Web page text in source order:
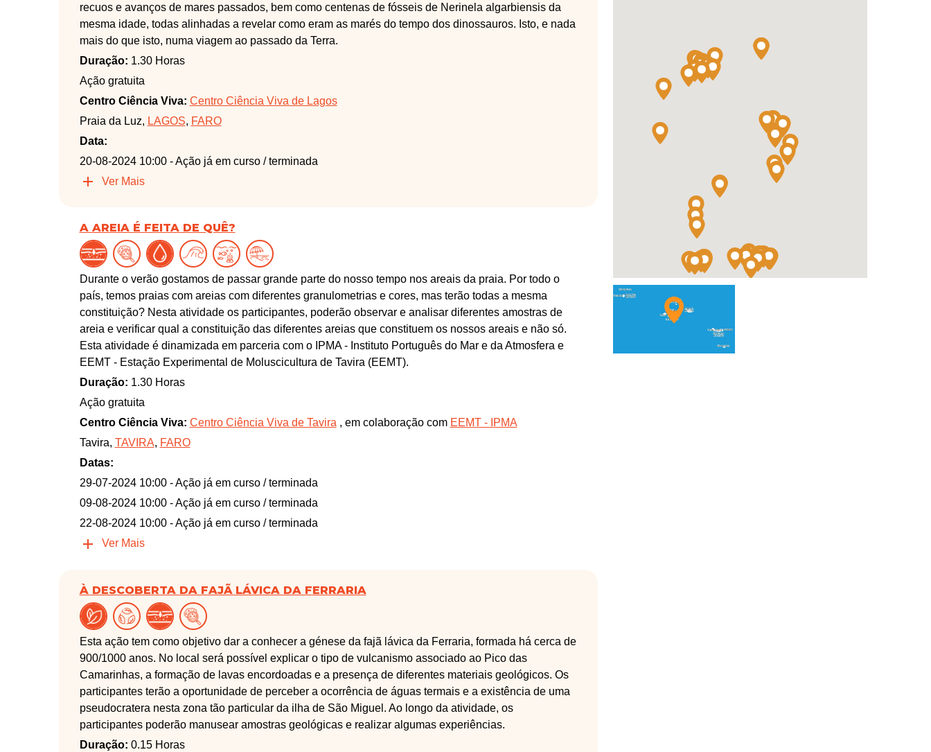
recuos e avanços de mares passados, bem como centenas de fósseis de Nerinela algarbiensis da
mesma idade, todas alinhadas a revelar como eram as marés do tempo dos dinossauros. Isto, e nada
mais do que isto, numa viagem ao passado da Terra.
Duração: 1.30 Horas
Ação gratuita
Centro Ciência Viva: Centro Ciência Viva de Lagos
Praia da Luz, LAGOS, FARO
Data:
20-08-2024 10:00 - Ação já em curso / terminada
Ver Mais
A AREIA É FEITA DE QUÊ?
Durante o verão gostamos de passar grande parte do nosso tempo nos areais da praia. Por todo o
país, temos praias com areias com diferentes granulometrias e cores, mas terão todas a mesma
constituição? Nesta atividade os participantes, poderão observar e analisar diferentes amostras de
areia e verificar qual a constituição das diferentes areias que constituem os nossos areais e não só.
Esta atividade é dinamizada em parceria com o IPMA - Instituto Português do Mar e da Atmosfera e
EEMT - Estação Experimental de Moluscicultura de Tavira (EEMT).
Duração: 1.30 Horas
Ação gratuita
Centro Ciência Viva: Centro Ciência Viva de Tavira, em colaboração com EEMT - IPMA
Tavira, TAVIRA, FARO
Datas:
29-07-2024 10:00 - Ação já em curso / terminada
09-08-2024 10:00 - Ação já em curso / terminada
22-08-2024 10:00 - Ação já em curso / terminada
Ver Mais
À DESCOBERTA DA FAJÃ LÁVICA DA FERRARIA
Esta ação tem como objetivo dar a conhecer a génese da fajã lávica da Ferraria, formada há cerca de
900/1000 anos. No local será possível explicar o tipo de vulcanismo associado ao Pico das
Camarinhas, a formação de lavas encordoadas e a presença de diferentes materiais geológicos. Os
participantes terão a oportunidade de perceber a ocorrência de águas termais e a existência de uma
pseudocratera nesta zona tão particular da ilha de São Miguel. Ao longo da atividade, os
participantes poderão manusear amostras geológicas e realizar algumas experiências.
Duração: 0.15 Horas